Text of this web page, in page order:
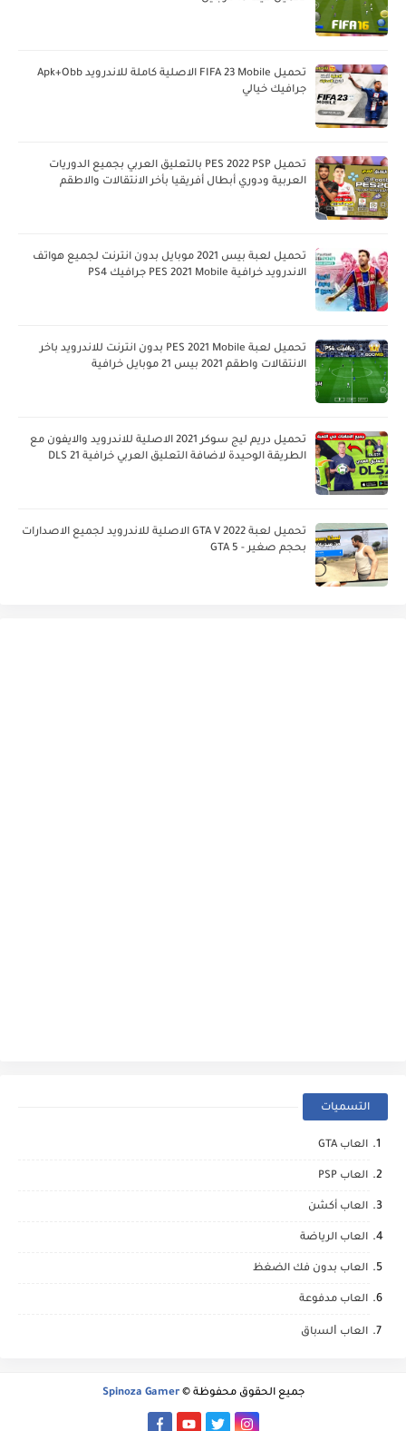
تحميل FIFA 23 Mobile الاصلية كاملة للاندرويد Apk+Obb
جرافيك خيالي
تحميل PES 2022 PSP بالتعليق العربي بجميع الدوريات
العربية ودوري أبطال أفريقيا بأخر الانتقالات والاطقم
تحميل لعبة بيس 2021 موبايل بدون انترنت لجميع هواتف
الاندرويد خرافية PES 2021 Mobile جرافيك PS4
تحميل لعبة PES 2021 Mobile بدون انترنت للاندرويد باخر
الانتقالات واطقم 2021 بيس 21 موبايل خرافية
تحميل دريم ليج سوكر 2021 الاصلية للاندرويد والايفون مع
الطريقة الوحيدة لاضافة التعليق العربي خرافية DLS 21
تحميل لعبة GTA V 2022 الاصلية للاندرويد لجميع الاصدارات
بحجم صغير - GTA 5
التسميات
العاب GTA
العاب PSP
العاب أكشن
العاب الرياضة
العاب بدون فك الضغظ
العاب مدفوعة
العاب ﺍﻟﺴباق
جميع الحقوق محفوظة © Spinoza Gamer